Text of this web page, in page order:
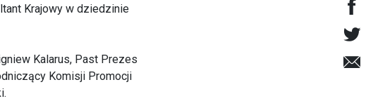
Krajowy w dziedzinie
Kalarus, Past Prezes
Komisji Promocji